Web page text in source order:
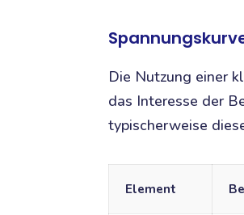
Die Nutzung einer
das Interesse der
typischerweise
Element